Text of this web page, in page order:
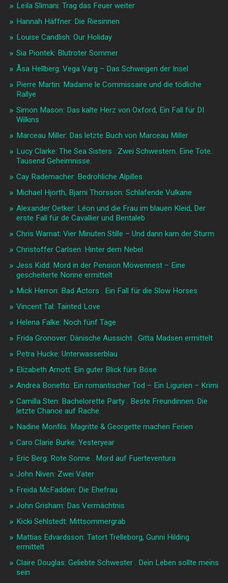
Leïla Slimani: Trag das Feuer weiter
Hannah Häffner: Die Riesinnen
Louise Candlish: Our Holiday
Sia Piontek: Blutroter Sommer
Åsa Hellberg: Vega Varg – Das Schweigen der Insel
Pierre Martin: Madame le Commissaire und die tödliche
Rallye
Simon Mason: Das kalte Herz von Oxford, Ein Fall für DI
Wilkins
Marceau Miller: Das letzte Buch von Marceau Miller
Lucy Clarke: The Sea Sisters . Zwei Schwestern. Eine Tote.
Tausend Geheimnisse.
Cay Rademacher: Bedrohliche Alpilles
Michael Hjorth, Bjarni Thorsson: Schlafende Vulkane
Alexander Oetker: Léon und die Frau im blauen Kleid, Der
erste Fall für de Cavallier und Bentaleb
Chris Warnat: Vier Minuten Stille – Und dann kam der Sturm
Christoffer Carlsen: Hinter dem Nebel
Jess Kidd: Mord in der Pension Möwennest – Eine
gescheiterte Nonne ermittelt
Mick Herron: Bad Actors . Ein Fall für die Slow Horses
Vincent Tal: Tainted Love
Helena Falke: Noch fünf Tage
Frida Gronover: Dänische Aussicht . Gitta Madsen ermittelt
Petra Hucke: Unterwasserblau
Elizabeth Arnott: Ein guter Blick fürs Böse
Andrea Bonetto: Ein romantischer Tod – Ein Ligurien – Krimi
Camilla Sten: Bachelorette Party . Beste Freundinnen. Die
letzte Chance auf Rache.
Nadine Monfils: Magritte & Georgette machen Ferien
Caro Clarie Burke: Yesteryear
Eric Berg: Rote Sonne . Mord auf Fuerteventura
John Niven: Zwei Väter
Freida McFadden: Die Ehefrau
John Grisham: Das Vermächtnis
Kicki Sehlstedt: Mittsommergrab
Mattias Edvardsson: Tatort Trelleborg, Gunni Hilding
ermittelt
Claire Douglas: Geliebte Schwester . Dein Leben sollte meins
sein